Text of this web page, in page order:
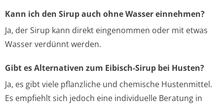
Kann ich den Sirup auch ohne Wasser einnehmen?
Ja, der Sirup kann direkt eingenommen oder mit etwas
Wasser verdünnt werden.
Gibt es Alternativen zum Eibisch-Sirup bei Husten?
Ja, es gibt viele pflanzliche und chemische Hustenmittel.
Es empfiehlt sich jedoch eine individuelle Beratung in